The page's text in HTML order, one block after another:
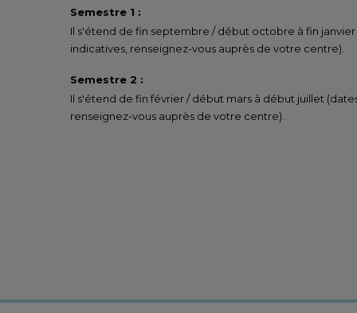
Semestre 1 :
Il s'étend de fin septembre / début octobre à fin
indicatives, renseignez-vous auprès de votre centre).
Semestre 2 :
Il s'étend de fin février / début mars à début juillet
renseignez-vous auprès de votre centre).